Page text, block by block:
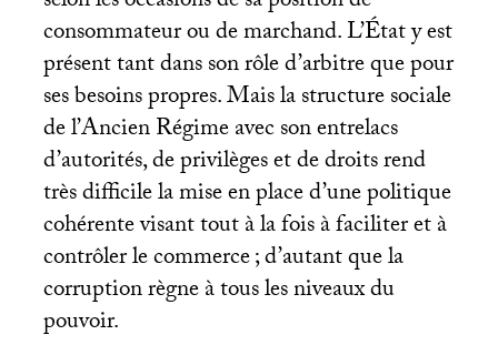
consommateur ou de marchand. L’État y est
présent tant dans son rôle d’arbitre que pour
ses besoins propres. Mais la structure sociale
de l’Ancien Régime avec son entrelacs
d’autorités, de privilèges et de droits rend
très difficile la mise en place d’une politique
cohérente visant tout à la fois à faciliter et à
contrôler le commerce; d’autant que la
corruption règne à tous les niveaux du
pouvoir.